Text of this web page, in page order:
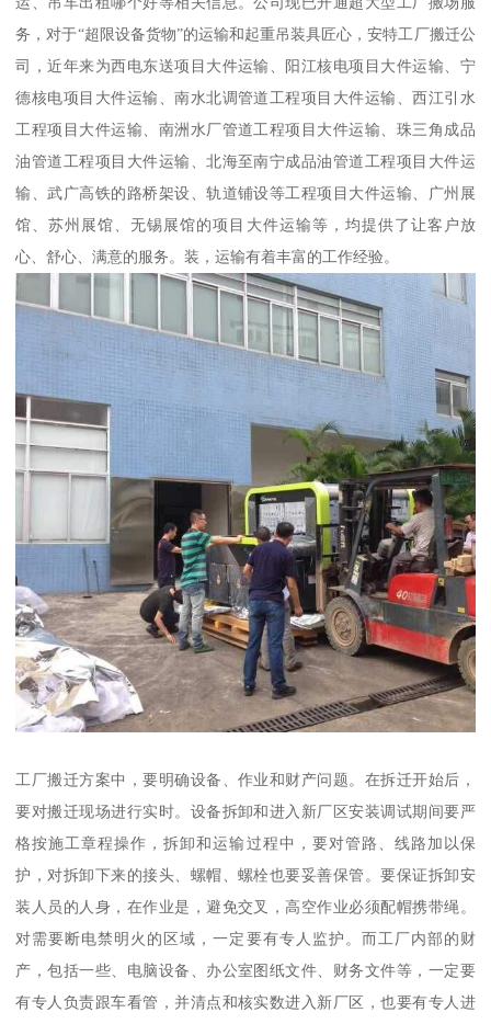
务，对于“超限设备货物”的运输和起重吊装具匠心，安特工厂搬迁公
司，近年来为西电东送项目大件运输、阳江核电项目大件运输、宁
德核电项目大件运输、南水北调管道工程项目大件运输、西江引水
工程项目大件运输、南洲水厂管道工程项目大件运输、珠三角成品
油管道工程项目大件运输、北海至南宁成品油管道工程项目大件运
输、武广高铁的路桥架设、轨道铺设等工程项目大件运输、广州展
馆、苏州展馆、无锡展馆的项目大件运输等，均提供了让客户放
心、舒心、满意的服务。装，运输有着丰富的工作经验。
工厂搬迁方案中，要明确设备、作业和财产问题。在拆迁开始后，
要对搬迁现场进行实时。设备拆卸和进入新厂区安装调试期间要严
格按施工章程操作，拆卸和运输过程中，要对管路、线路加以保
护，对拆卸下来的接头、螺帽、螺栓也要妥善保管。要保证拆卸安
装人员的人身，在作业是，避免交叉，高空作业必须配帽携带绳。
对需要断电禁明火的区域，一定要有专人监护。而工厂内部的财
产，包括一些、电脑设备、办公室图纸文件、财务文件等，一定要
有专人负责跟车看管，并清点和核实数进入新厂区，也要有专人进